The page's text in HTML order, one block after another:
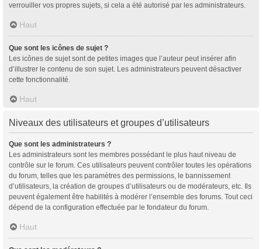
verrouiller vos propres sujets, si cela a été autorisé par les administrateurs.
Haut
Que sont les icônes de sujet ?
Les icônes de sujet sont de petites images que l’auteur peut insérer afin
d’illustrer le contenu de son sujet. Les administrateurs peuvent désactiver
cette fonctionnalité.
Haut
Niveaux des utilisateurs et groupes d’utilisateurs
Que sont les administrateurs ?
Les administrateurs sont les membres possédant le plus haut niveau de
contrôle sur le forum. Ces utilisateurs peuvent contrôler toutes les opérations
du forum, telles que les paramètres des permissions, le bannissement
d’utilisateurs, la création de groupes d’utilisateurs ou de modérateurs, etc. Ils
peuvent également être habilités à modérer l’ensemble des forums. Tout ceci
dépend de la configuration effectuée par le fondateur du forum.
Haut